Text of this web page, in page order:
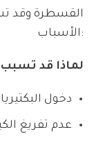
القسطرة وقد
الأسباب:
لماذا قد تسبب
دخول
عدم تفريغ